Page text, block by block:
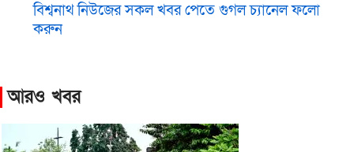
বিশ্বনাথ নিউজের সকল খবর পেতে গুগল চ‌্যানেল ফলো
করুন
আরও খবর